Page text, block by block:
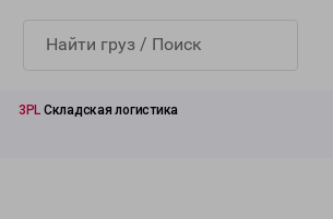
3PL Складская логистика